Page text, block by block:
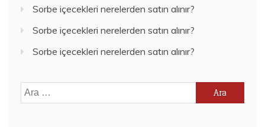
Sorbe içecekleri nerelerden satın alınır?
Sorbe içecekleri nerelerden satın alınır?
Sorbe içecekleri nerelerden satın alınır?
Arama: